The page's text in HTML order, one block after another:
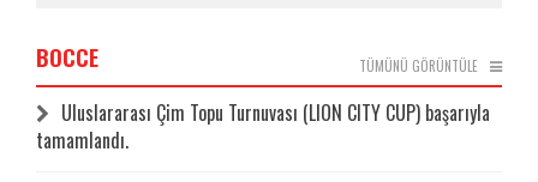
TÜMÜNÜ GÖRÜNTÜLE
BOCCE
Uluslararası Çim Topu Turnuvası (LION CITY CUP) başarıyla
tamamlandı.